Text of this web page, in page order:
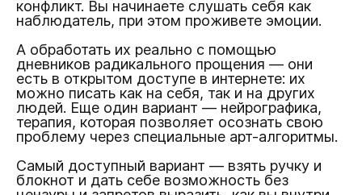
конфликт. Вы начинаете слушать себя как
наблюдатель, при этом проживете эмоции.
А обработать их реально с помощью
дневников радикального прощения — они
есть в открытом доступе в интернете: их
можно писать как на себя, так и на других
людей. Еще один вариант — нейрографика,
терапия, которая позволяет осознать свою
проблему через специальные арт-алгоритмы.
Самый доступный вариант — взять ручку и
блокнот и дать себе возможность без